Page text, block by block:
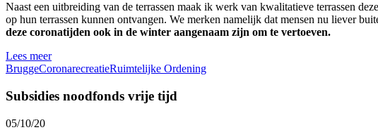
Naast een uitbreiding van de terrassen maak ik werk van kwalitatieve terrassen
op hun terrassen kunnen ontvangen. We merken namelijk dat mensen nu liever
deze coronatijden ook in de winter aangenaam zijn om te vertoeven.
Lees meer
BruggeCoronarecreatieRuimtelijke Ordening
Subsidies noodfonds vrije tijd
05/10/20